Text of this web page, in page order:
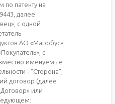
по патенту на
далее
с одной
АО «Маробус»,
с
именуемые
- "Сторона",
договор (далее
или